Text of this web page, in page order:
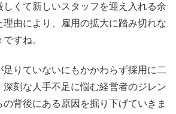
くて新しいスタッフを迎え入れる余
由により、雇用の拡大に踏み切れな
すね。
りていないにもかかわらず採用に二
刻な人手不足に悩む経営者のジレン
背後にある原因を掘り下げていきま